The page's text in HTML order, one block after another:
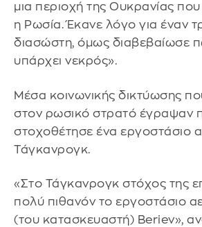
μια περιοχή της Ουκρανίας που
η Ρωσία. Έκανε λόγο για έναν
διασώστη, όμως διαβεβαίωσε
υπάρχει νεκρός».
Μέσα κοινωνικής δικτύωσης
στον ρωσικό στρατό έγραψαν
στοχοθέτησε ένα εργοστάσιο
Τάγκανρογκ.
«Στο Τάγκανρογκ στόχος της
πολύ πιθανόν το εργοστάσιο
(του κατασκευαστή) Beriev»,